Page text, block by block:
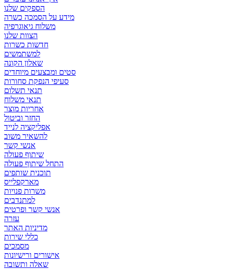
הספקים שלנו
מידע על הסמכה כשרה
משלוח גיאוגרפיה
הצוות שלנו
חדשות כשרות
למשתמשים
שאלון הקונה
סטים ומבצעים מיוחדים
סעיפי הנפקת סחורות
תנאי תשלום
תנאי משלוח
אחריות מוצר
החזר וביטול
אפליקציה לנייד
להשאיר משוב
אנשי קשר
שיתוף פעולה
התחל שיתוף פעולה
תוכנית שותפים
מארקפלייס
משרות פנויות
למתנדבים
אנשי קשר ופרטים
עזרה
מדיניות האתר
כללי שירות
מסמכים
אישורים ורישיונות
שאלה ותשובה